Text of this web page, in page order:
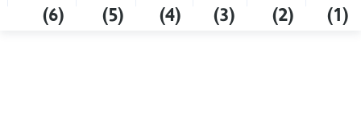
(1)
(2)
(3)
(4)
(5)
(6)